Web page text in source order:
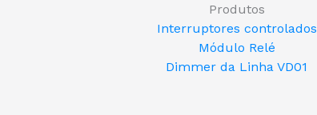
Produtos
Interruptores controlados
Módulo Relé
Dimmer da Linha VD01